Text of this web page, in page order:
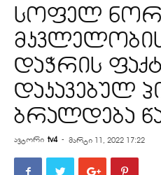
სოფელ
დაჭრის
დაკავებულ
ბრალდება
ავტორი tv4 - მარტი 11, 2022 17:22